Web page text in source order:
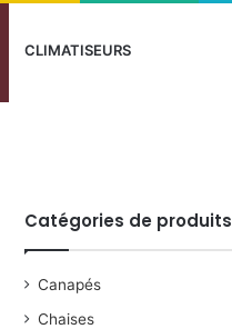
CLIMATISEURS
Catégories de produits
Canapés
Chaises